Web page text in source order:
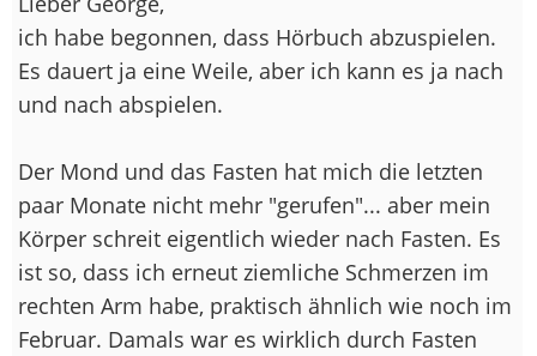
ich habe begonnen, dass Hörbuch abzuspielen.
Es dauert ja eine Weile, aber ich kann es ja nach
und nach abspielen.
Der Mond und das Fasten hat mich die letzten
paar Monate nicht mehr "gerufen"... aber mein
Körper schreit eigentlich wieder nach Fasten. Es
ist so, dass ich erneut ziemliche Schmerzen im
rechten Arm habe, praktisch ähnlich wie noch im
Februar. Damals war es wirklich durch Fasten